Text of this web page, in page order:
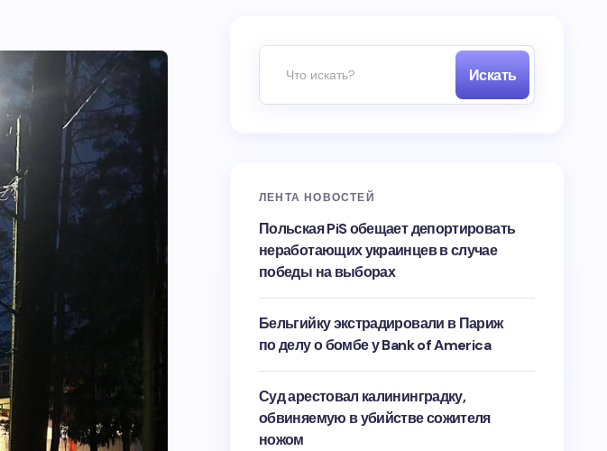
Искать
ЛЕНТА НОВОСТЕЙ
Польская PiS обещает депортировать
неработающих украинцев в случае
победы на выборах
Бельгийку экстрадировали в Париж
по делу о бомбе у Bank of America
Суд арестовал калининградку,
обвиняемую в убийстве сожителя
ножом